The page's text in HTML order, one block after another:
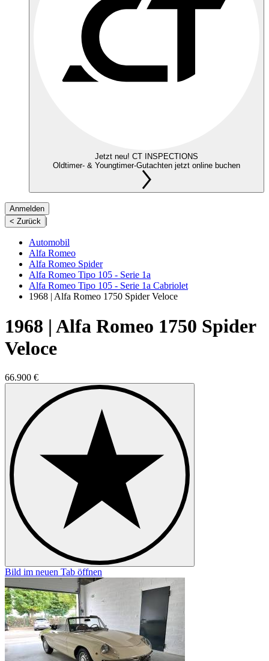
Jetzt neu! CT INSPECTIONS
Oldtimer- & Youngtimer-Gutachten jetzt online buchen
Anmelden
< Zurück |
Automobil
Alfa Romeo
Alfa Romeo Spider
Alfa Romeo Tipo 105 - Serie 1a
Alfa Romeo Tipo 105 - Serie 1a Cabriolet
1968 | Alfa Romeo 1750 Spider Veloce
1968 | Alfa Romeo 1750 Spider
Veloce
66.900 €
Bild im neuen Tab öffnen